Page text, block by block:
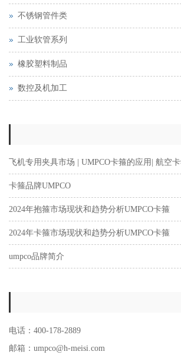
不锈钢管件类
工业软管系列
橡胶塑料制品
数控及机加工
飞机专用夹具市场 | UMPCO卡箍的应用| 航空
卡箍品牌UMPCO
2024年抱箍市场现状和趋势分析UMPCO卡箍
2024年卡箍市场现状和趋势分析UMPCO卡箍
umpco品牌简介
电话：400-178-2889
邮箱：umpco@h-meisi.com